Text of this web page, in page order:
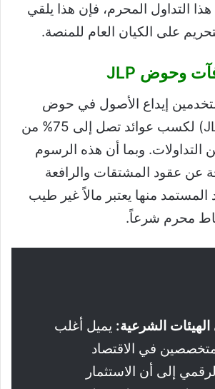
التداول المحرم، فإن هذا يلقي
على الكيان العام للمنصة.
إيداع الأصول في حوض
سيولة جوبيتر (JLP) لكسب عوائد تصل إلى 75% من
التداولات. وبما أن هذه الرسوم
عن عقود المشتقات والرافعة
المستمد منها يعتبر مالاً غير طيب
محرم شرعاً.
الشرعية: يميل أغلب
في الاقتصاد
إلى أن الاستثمار